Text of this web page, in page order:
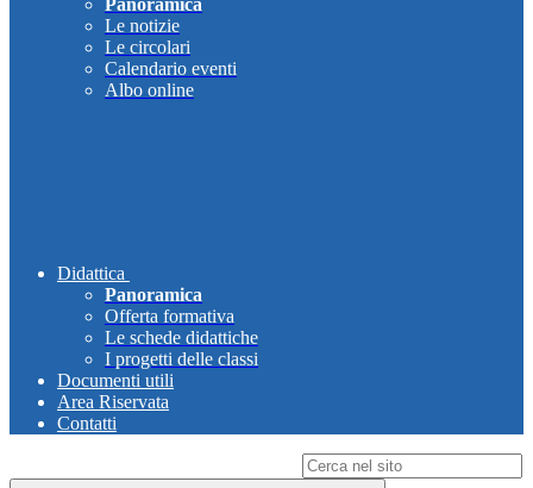
Panoramica
Le notizie
Le circolari
Calendario eventi
Albo online
Didattica
Panoramica
Offerta formativa
Le schede didattiche
I progetti delle classi
Documenti utili
Area Riservata
Contatti